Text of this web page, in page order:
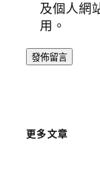
及個人網
用。
更多文章